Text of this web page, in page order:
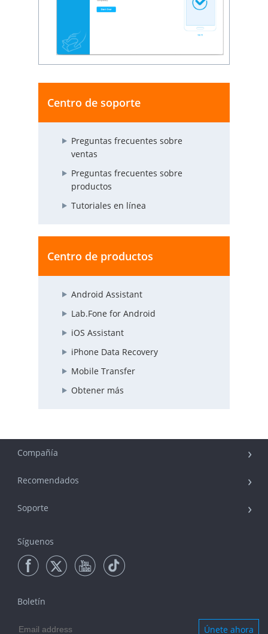
Centro de soporte
Preguntas frecuentes sobre
ventas
Preguntas frecuentes sobre
productos
Tutoriales en línea
Centro de productos
Android Assistant
Lab.Fone for Android
iOS Assistant
iPhone Data Recovery
Mobile Transfer
Obtener más
Compañía
Recomendados
Soporte
Síguenos
Boletín
Únete ahora